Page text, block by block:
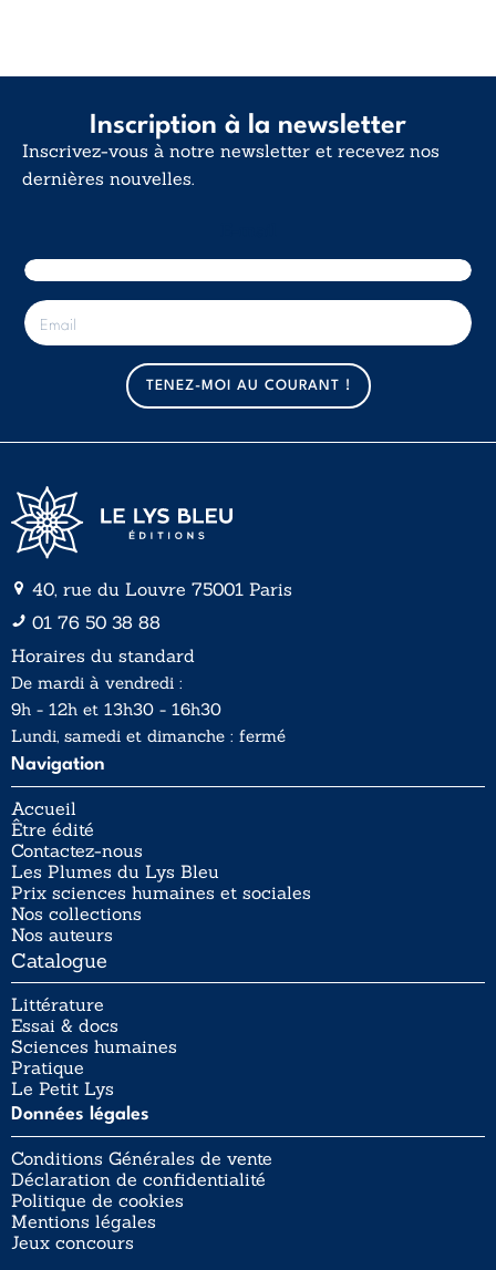
Inscription à la newsletter
Inscrivez-vous à notre newsletter et recevez nos
dernières nouvelles.
E
-
m
TENEZ-MOI AU COURANT !
40, rue du Louvre 75001 Paris
01 76 50 38 88
Horaires du standard
De mardi à vendredi :
9h - 12h et 13h30 - 16h30
Lundi, samedi et dimanche : fermé
Navigation
Accueil
Être édité
Contactez-nous
Les Plumes du Lys Bleu
Prix sciences humaines et sociales
Nos collections
Nos auteurs
Catalogue
Littérature
Essai & docs
Sciences humaines
Pratique
Le Petit Lys
Données légales
Conditions Générales de vente
Déclaration de confidentialité
Politique de cookies
Mentions légales
Jeux concours